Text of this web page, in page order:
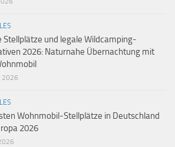
Stellplätze und legale Wildcamping-
2026: Naturnahe Übernachtung mit
2026
Wohnmobil-Stellplätze in Deutschland
2026